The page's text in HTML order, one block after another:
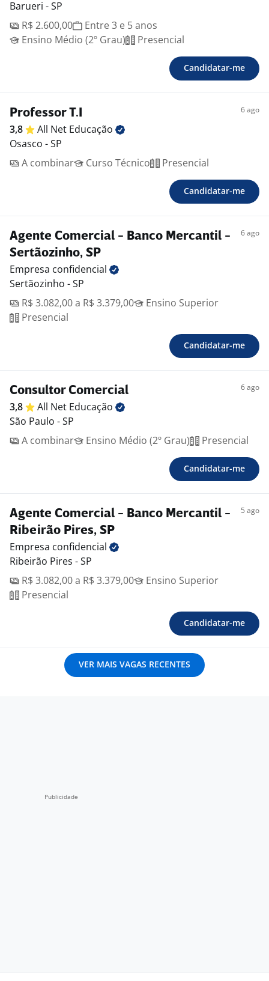
Barueri - SP
R$ 2.600,00
Entre 3 e 5 anos
Ensino Médio (2º Grau)
Presencial
Candidatar-me
Professor T.I 6 ago
3,8 All Net Educação
Osasco - SP
A combinar
Curso Técnico Presencial
Candidatar-me
Agente Comercial - Banco Mercantil -
Sertãozinho, SP
6 ago
Empresa confidencial
Sertãozinho - SP
R$ 3.082,00 a R$ 3.379,00
Ensino Superior
Presencial
Candidatar-me
Consultor Comercial 6 ago
3,8 All Net Educação
São Paulo - SP
A combinar
Ensino Médio (2º Grau) Presencial
Candidatar-me
Agente Comercial - Banco Mercantil -
Ribeirão Pires, SP
5 ago
Empresa confidencial
Ribeirão Pires - SP
R$ 3.082,00 a R$ 3.379,00
Ensino Superior
Presencial
Candidatar-me
VER MAIS VAGAS RECENTES